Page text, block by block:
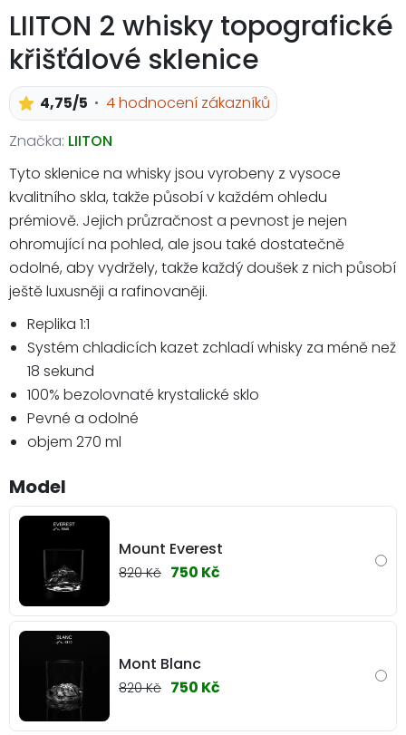
LIITON 2 whisky topografické
křišťálové sklenice
4,75/5
4 hodnocení zákazníků
Značka: LIITON
Tyto sklenice na whisky jsou vyrobeny z vysoce
kvalitního skla, takže působí v každém ohledu
prémiově. Jejich průzračnost a pevnost je nejen
ohromující na pohled, ale jsou také dostatečně
odolné, aby vydržely, takže každý doušek z nich působí
ještě luxusněji a rafinovaněji.
Replika 1:1
Systém chladicích kazet zchladí whisky za méně než
18 sekund
100% bezolovnaté krystalické sklo
Pevné a odolné
objem 270 ml
Model
Mount Everest
820 Kč 750 Kč
Mont Blanc
820 Kč 750 Kč